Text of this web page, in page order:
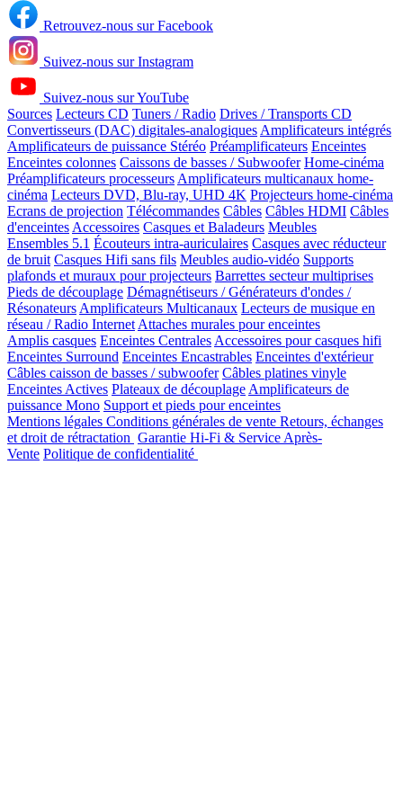
Retrouvez-nous sur Facebook
Suivez-nous sur Instagram
Suivez-nous sur YouTube
Sources Lecteurs CD Tuners / Radio Drives / Transports CD
Convertisseurs (DAC) digitales-analogiques Amplificateurs intégrés
Amplificateurs de puissance Stéréo Préamplificateurs Enceintes
Enceintes colonnes Caissons de basses / Subwoofer Home-cinéma
Préamplificateurs processeurs Amplificateurs multicanaux home-
cinéma Lecteurs DVD, Blu-ray, UHD 4K Projecteurs home-cinéma
Ecrans de projection Télécommandes Câbles Câbles HDMI Câbles
d'enceintes Accessoires Casques et Baladeurs Meubles
Ensembles 5.1 Écouteurs intra-auriculaires Casques avec réducteur
de bruit Casques Hifi sans fils Meubles audio-vidéo Supports
plafonds et muraux pour projecteurs Barrettes secteur multiprises
Pieds de découplage Démagnétiseurs / Générateurs d'ondes /
Résonateurs Amplificateurs Multicanaux Lecteurs de musique en
réseau / Radio Internet Attaches murales pour enceintes
Amplis casques Enceintes Centrales Accessoires pour casques hifi
Enceintes Surround Enceintes Encastrables Enceintes d'extérieur
Câbles caisson de basses / subwoofer Câbles platines vinyle
Enceintes Actives Plateaux de découplage Amplificateurs de
puissance Mono Support et pieds pour enceintes
Mentions légales Conditions générales de vente Retours, échanges
et droit de rétractation Garantie Hi-Fi & Service Après-
Vente Politique de confidentialité